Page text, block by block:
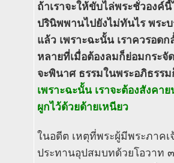
ถ้าเราจะให้ขับไล่พระชั่วองค์
ปรินิพพานไปยังไม่ทันไร พระ
แล้ว เพราะฉะนั้น เราควรอด
หลายที่เมื่อต้องลมก็ย่อมกระ
จะพินาศ ธรรมในพระอภิธรร
เพราะฉะนั้น เราจะต้องสังค
ผูกไว้ด้วยด้ายเหนียว
ในอดีต เหตุที่พระผู้มีพระภาค
ประทานอุปสมบทด้วยโอวาท